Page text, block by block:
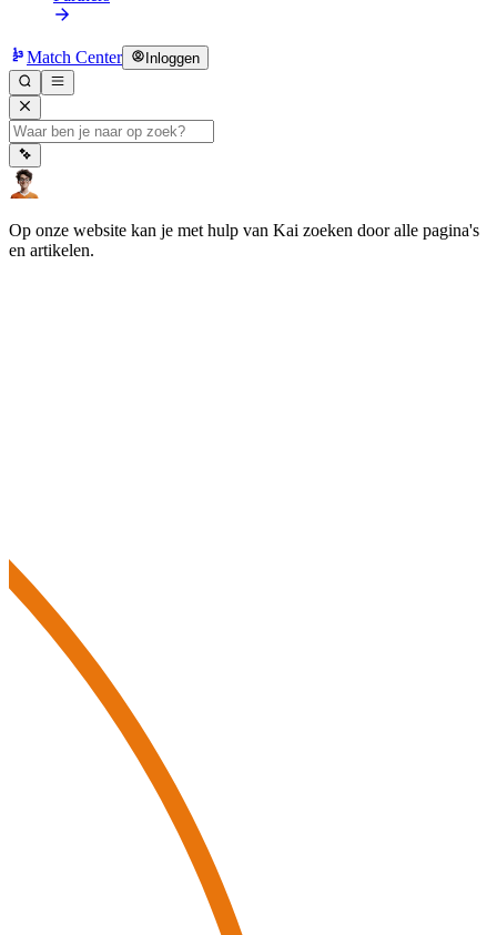
Match Center Inloggen
Op onze website kan je met hulp van Kai zoeken door alle pagina's
en artikelen.